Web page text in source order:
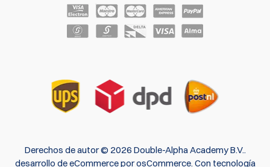
Derechos de autor © 2026 Double-Alpha Academy B.V..
desarrollo de eCommerceporosCommerce. Con tecnología